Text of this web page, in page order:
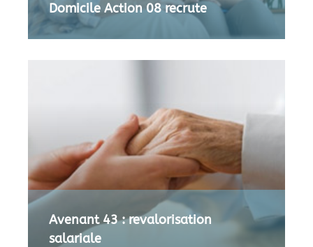
Domicile Action 08 recrute
Avenant 43 : revalorisation
salariale